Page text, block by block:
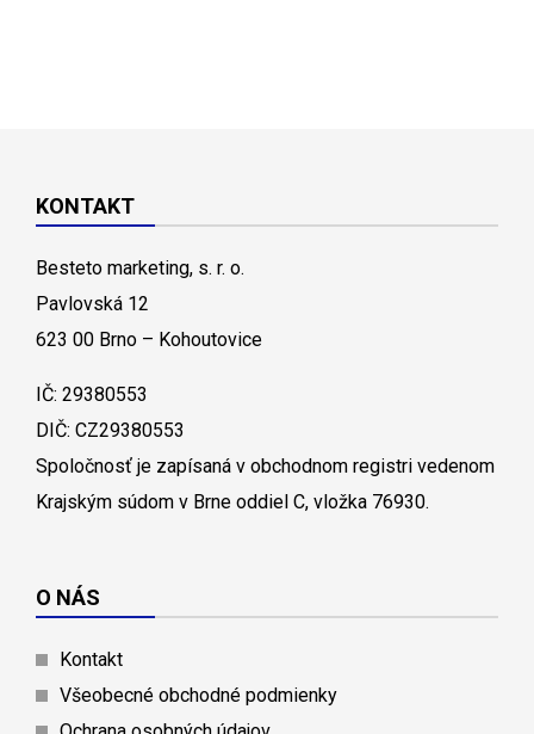
KONTAKT
Besteto marketing, s. r. o.
Pavlovská 12
623 00 Brno – Kohoutovice
IČ: 29380553
DIČ: CZ29380553
Spoločnosť je zapísaná v obchodnom registri vedenom
Krajským súdom v Brne oddiel C, vložka 76930.
O NÁS
Kontakt
Všeobecné obchodné podmienky